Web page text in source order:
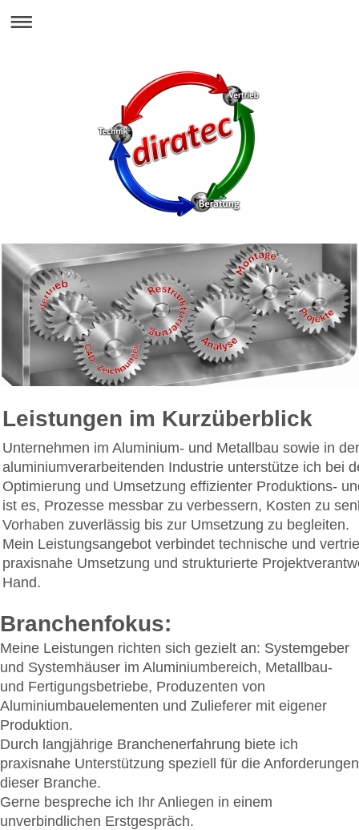
Leistungen im Kurzüberblick
Unternehmen im Aluminium- und Metallbau sowie in der
aluminiumverarbeitenden Industrie unterstütze ich bei
Optimierung und Umsetzung effizienter Produktions-
ist es, Prozesse messbar zu verbessern, Kosten zu
Vorhaben zuverlässig bis zur Umsetzung zu begleiten.
Mein Leistungsangebot verbindet technische und
praxisnahe Umsetzung und strukturierte
Hand.
Branchenfokus:
Meine Leistungen richten sich gezielt an: Systemgeber
und Systemhäuser im Aluminiumbereich, Metallbau-
und Fertigungsbetriebe, Produzenten von
Aluminiumbauelementen und Zulieferer mit eigener
Produktion.
Durch langjährige Branchenerfahrung biete ich
praxisnahe Unterstützung speziell für die Anforderungen
dieser Branche.
Gerne bespreche ich Ihr Anliegen in einem
unverbindlichen Erstgespräch.